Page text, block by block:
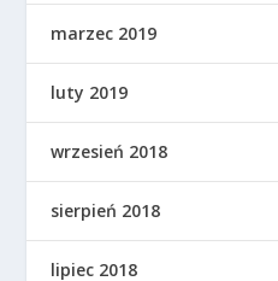
marzec 2019
luty 2019
wrzesień 2018
sierpień 2018
lipiec 2018